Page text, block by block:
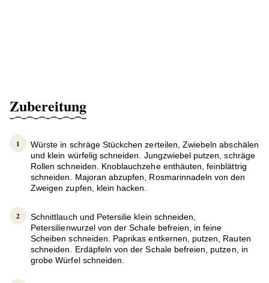
Zubereitung
Würste in schräge Stückchen zerteilen, Zwiebeln abschälen
und klein würfelig schneiden. Jungzwiebel putzen, schräge
Rollen schneiden. Knoblauchzehe enthäuten, feinblättrig
schneiden. Majoran abzupfen, Rosmarinnadeln von den
Zweigen zupfen, klein hacken.
Schnittlauch und Petersilie klein schneiden,
Petersilienwurzel von der Schale befreien, in feine
Scheiben schneiden. Paprikas entkernen, putzen, Rauten
schneiden. Erdäpfeln von der Schale befreien, putzen, in
grobe Würfel schneiden.